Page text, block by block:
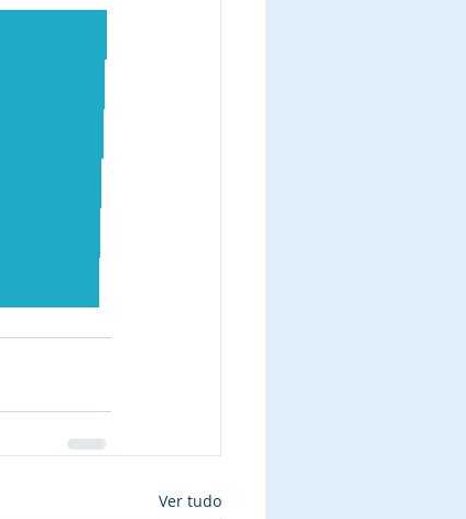
Ver tudo